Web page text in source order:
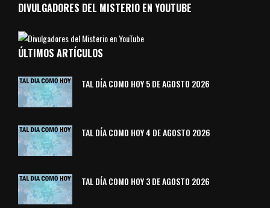
DIVULGADORES DEL MISTERIO EN YOUTUBE
ÚLTIMOS ARTÍCULOS
TAL DÍA COMO HOY 5 DE AGOSTO 2026
TAL DÍA COMO HOY 4 DE AGOSTO 2026
TAL DÍA COMO HOY 3 DE AGOSTO 2026